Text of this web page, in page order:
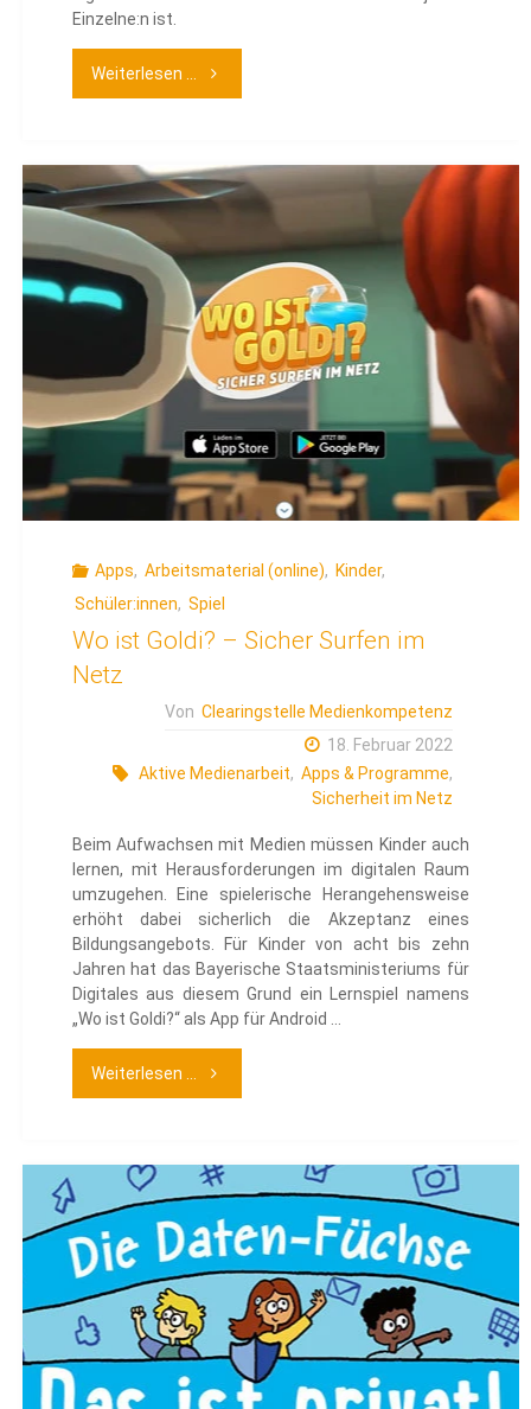
Einzelne:n ist.
Weiterlesen ... "Tonis
–
Hacker
auf
der
Apps, Arbeitsmaterial (online), Kinder,
Schüler:innen, Spiel
Wo ist Goldi? – Sicher Surfen im
Netz
Von Clearingstelle Medienkompetenz
18. Februar 2022
Aktive Medienarbeit, Apps & Programme,
Sicherheit im Netz
Beim Aufwachsen mit Medien müssen Kinder auch
lernen, mit Herausforderungen im digitalen Raum
umzugehen. Eine spielerische Herangehensweise
erhöht dabei sicherlich die Akzeptanz eines
Bildungsangebots. Für Kinder von acht bis zehn
Jahren hat das Bayerische Staatsministeriums für
Digitales aus diesem Grund ein Lernspiel namens
„Wo ist Goldi?“ als App für Android …
Weiterlesen ... "Wo
Goldi?
–
Sicher
Surfen